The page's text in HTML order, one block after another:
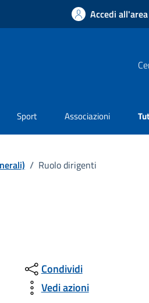
Accedi
Sport Associazioni
/ Ruolo dirigenti
Condividi
Vedi azioni